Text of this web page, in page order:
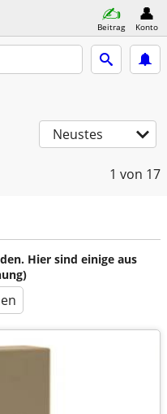
Beitrag Konto
Neustes
1 von 17
Hier sind einige aus